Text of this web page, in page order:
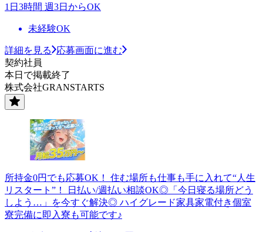
1日3時間 週3日からOK
未経験OK
詳細を見る
応募画面に進む
契約社員
本日で掲載終了
株式会社GRANSTARTS
所持金0円でも応募OK！ 住む場所も仕事も手に入れて“人生
リスタート”！ 日払い/週払い相談OK◎「今日寝る場所どう
しよう…」を今すぐ解決◎ ハイグレード家具家電付き個室
寮完備に即入寮も可能です♪